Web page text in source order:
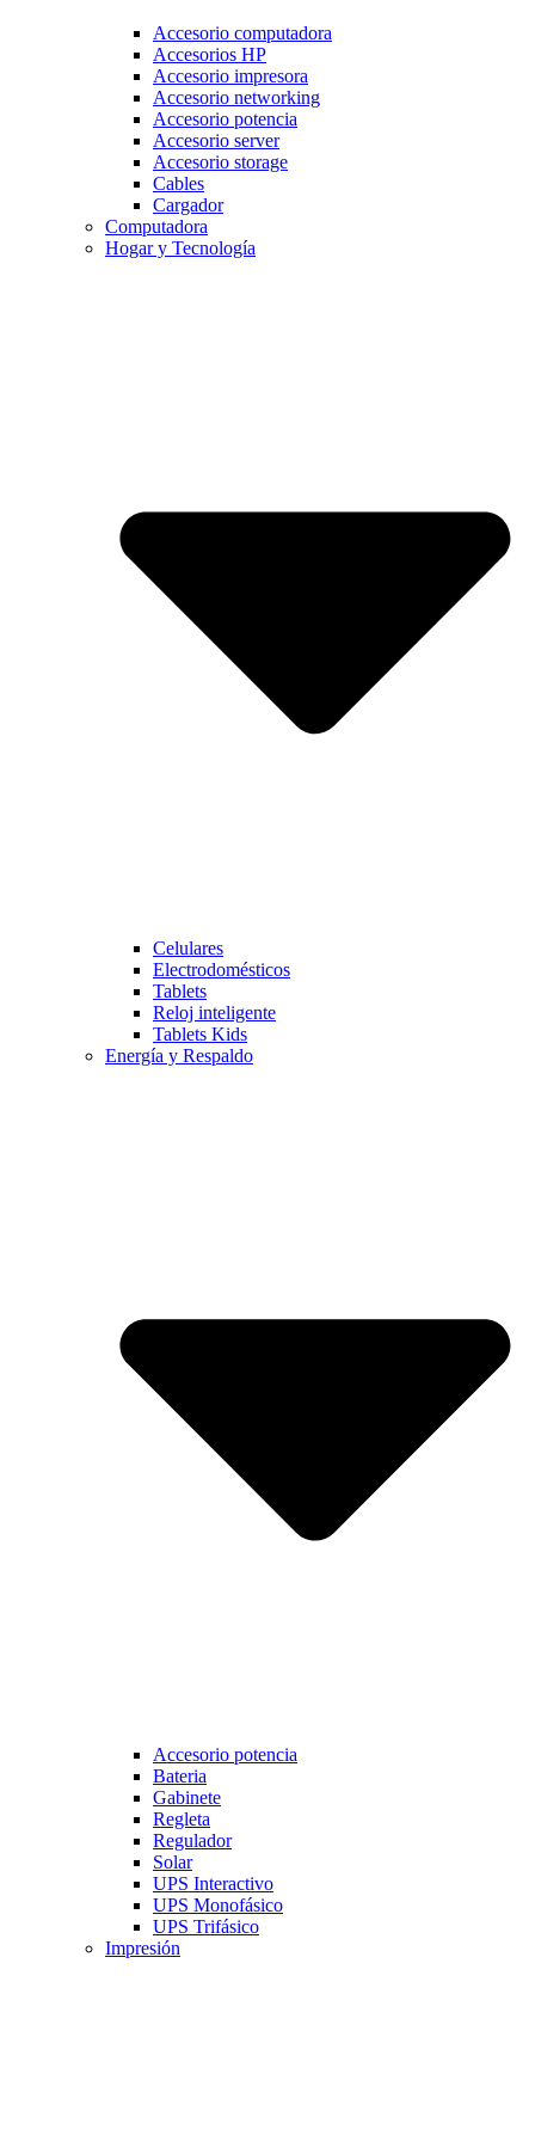
Accesorio computadora
Accesorios HP
Accesorio impresora
Accesorio networking
Accesorio potencia
Accesorio server
Accesorio storage
Cables
Cargador
Computadora
Hogar y Tecnología
Celulares
Electrodomésticos
Tablets
Reloj inteligente
Tablets Kids
Energía y Respaldo
Accesorio potencia
Bateria
Gabinete
Regleta
Regulador
Solar
UPS Interactivo
UPS Monofásico
UPS Trifásico
Impresión